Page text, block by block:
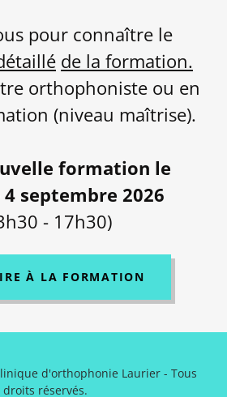
pour connaître le
de la formation.
orthophoniste ou en
(niveau maîtrise).
formation le
septembre 2026
- 17h30)
À LA FORMATION
d'orthophonie Laurier - Tous
droits réservés.